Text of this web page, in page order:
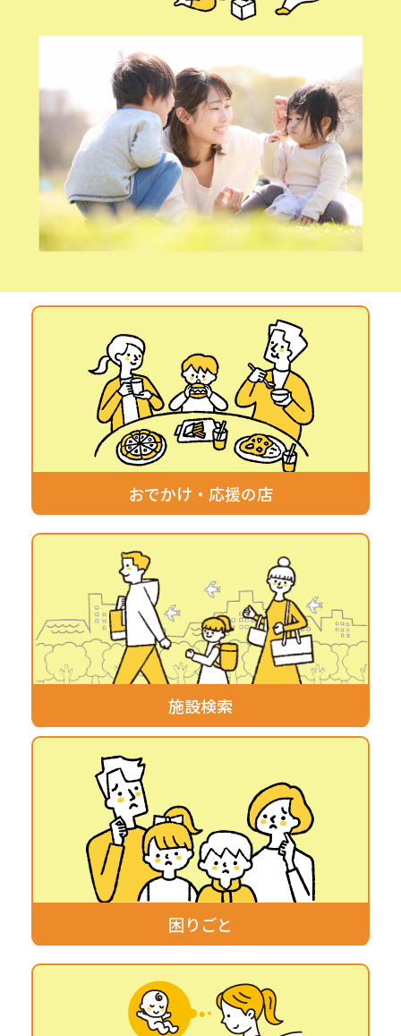
おでかけ・応援の店
施設検索
困りごと